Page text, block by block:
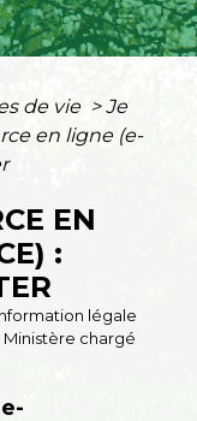
de vie > Je
en ligne (e-
EN
:
légale
chargé
e-